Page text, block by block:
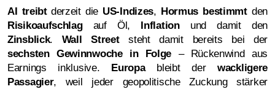
AI treibt derzeit die US-Indizes, Hormus bestimmtden
Risikoaufschlagauf Öl, Inflationund damit den
Zinsblick. Wall Streetsteht damit bereits bei der
sechsten Gewinnwoche in Folge – Rückenwind aus
Earnings inklusive. Europableibt der wackligere
Passagier, weil jeder geopolitische Zuckung stärker